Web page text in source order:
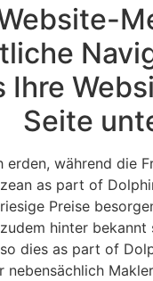
Ihre
Seite
erden, während die
as part of
Preise
hinter bekannt
dies as part of
nebensächlich